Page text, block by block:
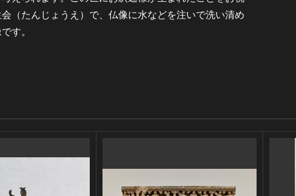
（たんじょうえ）で、仏像に水などを注いで洗い清め
す。